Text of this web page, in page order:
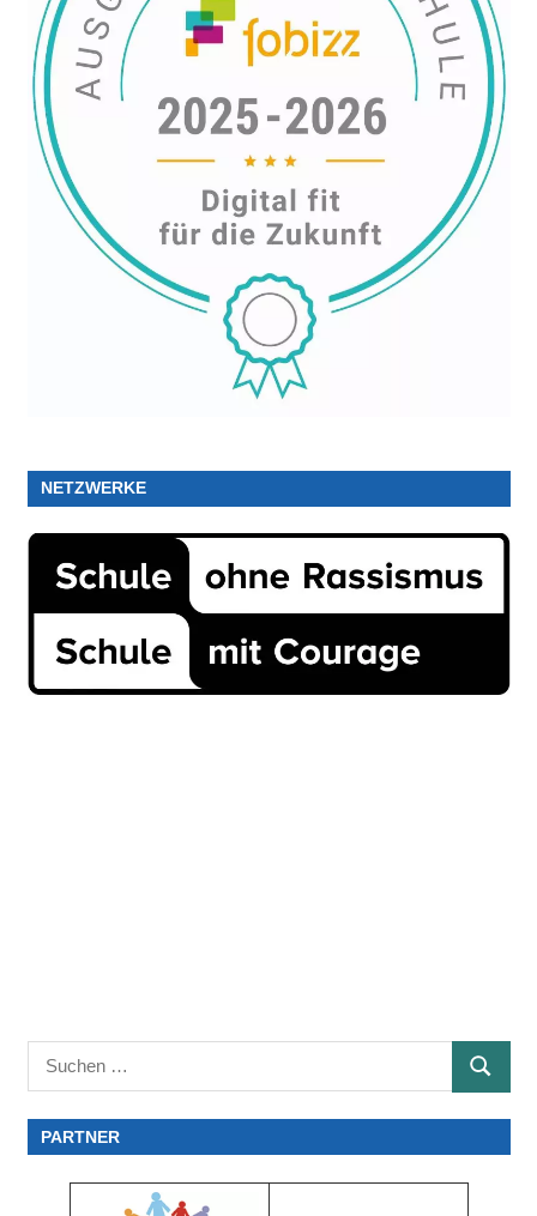
NETZWERKE
Suchen
nach:
SUCHEN
PARTNER